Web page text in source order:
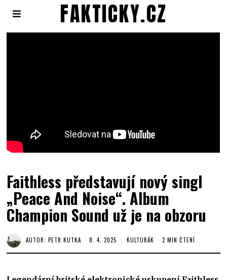
FAKTICKY.CZ
Faithless představují nový singl
„Peace And Noise“. Album
Champion Sound už je na obzoru
AUTOR:PETR KUTKA 8. 4. 2025 KULTURÁK 2 MIN ČTENÍ